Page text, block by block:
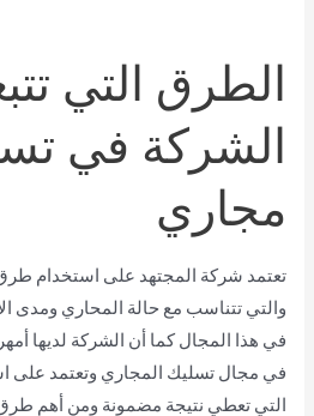
الطرق التي
الشركة في
مجاري
تعتمد شركة المجتهد على استخدام
والتي تتناسب مع حالة المحاري ومدى
في هذا المجال كما أن الشركة لديها
في مجال تسليك المجاري وتعتمد على
التي تعطي نتيجة مضمونة ومن أهم طرق